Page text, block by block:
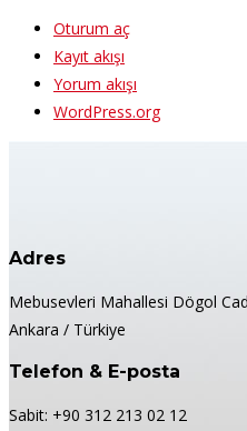
Oturum aç
Kayıt akışı
Yorum akışı
WordPress.org
Adres
Mebusevleri Mahallesi Dögol
Ankara / Türkiye
Telefon & E-posta
Sabit: +90 312 213 02 12